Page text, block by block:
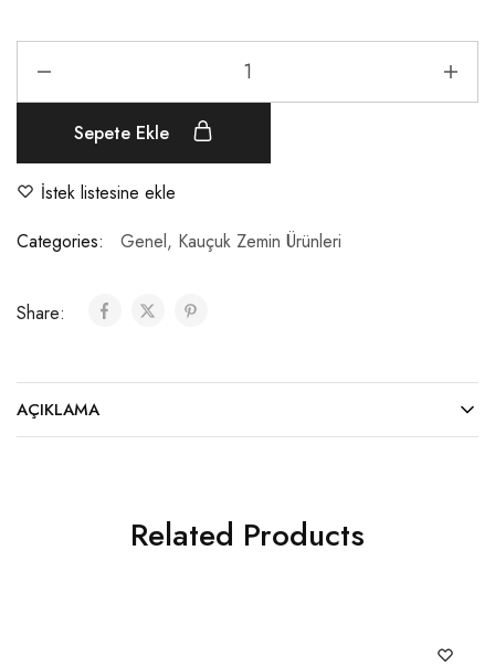
Sepete Ekle
İstek listesine ekle
Categories:
Genel, Kauçuk Zemin Ürünleri
Share:
AÇIKLAMA
Related Products